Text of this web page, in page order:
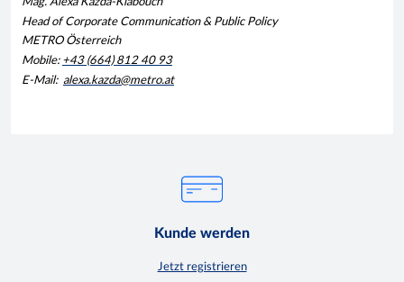
Head of Corporate Communication & Public Policy
METRO Österreich
Mobile: +43 (664) 812 40 93
E-Mail: alexa.kazda@metro.at
Kunde werden
Jetzt registrieren